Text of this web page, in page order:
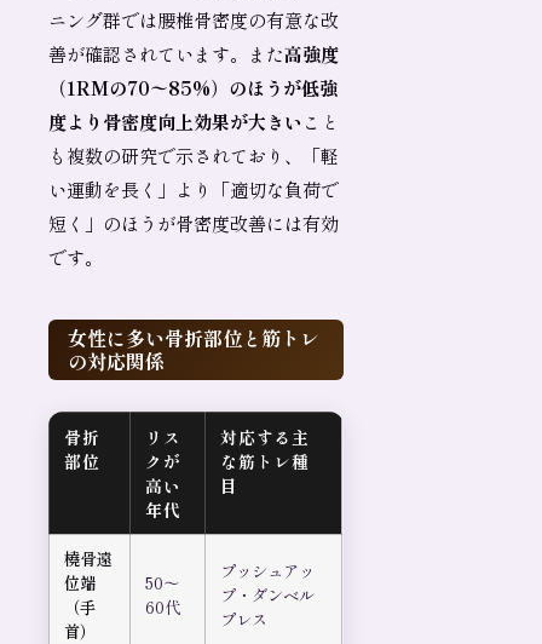
ニング群では腰椎骨密度の有意な改
善が確認されています。また高強度
（1RMの70〜85%）のほうが低強
度より骨密度向上効果が大きい こと
も複数の研究で示されており、「軽
い運動を長く」より「適切な負荷で
短く」のほうが骨密度改善には有効
です。
女性に多い骨折部位と筋トレ
の対応関係
骨折
部位
リス
クが
高い
年代
対応する主
な筋トレ種
目
橈骨遠
位端
（手
首）
50〜
60代
プッシュアッ
プ・ダンベル
プレス